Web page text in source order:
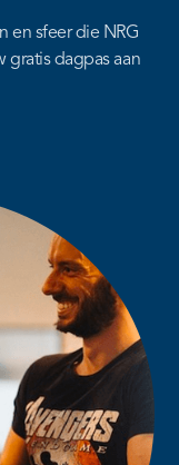
en sfeer die NRG
gratis dagpas aan